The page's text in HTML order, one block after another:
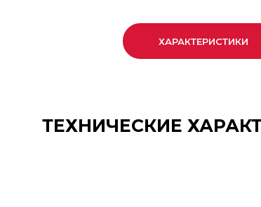
ХАРАКТЕРИСТИКИ
ТЕХНИЧЕСКИЕ